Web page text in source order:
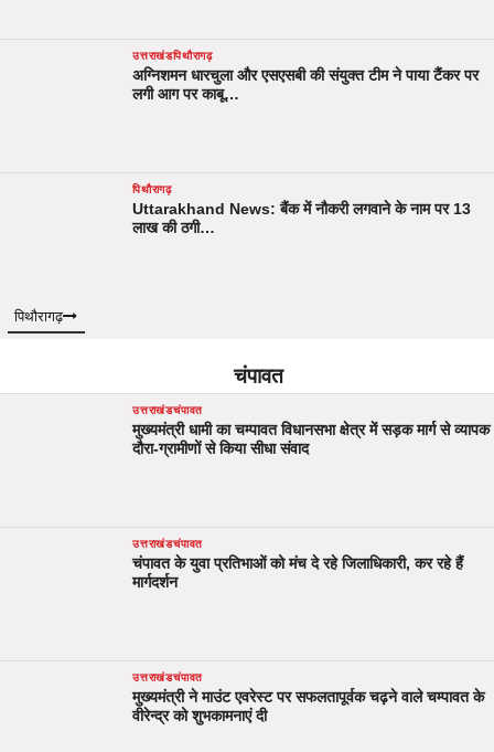
उत्तराखंडपिथौरागढ़
अग्निशमन धारचुला और एसएसबी की संयुक्त टीम ने पाया टैंकर पर
लगी आग पर काबू…
पिथौरागढ़
Uttarakhand News: बैंक में नौकरी लगवाने के नाम पर 13
लाख की ठगी…
पिथौरागढ़
चंपावत
उत्तराखंडचंपावत
मुख्यमंत्री धामी का चम्पावत विधानसभा क्षेत्र में सड़क मार्ग से व्यापक
दौरा-ग्रामीणों से किया सीधा संवाद
उत्तराखंडचंपावत
चंपावत के युवा प्रतिभाओं को मंच दे रहे जिलाधिकारी, कर रहे हैं
मार्गदर्शन
उत्तराखंडचंपावत
मुख्यमंत्री ने माउंट एवरेस्ट पर सफलतापूर्वक चढ़ने वाले चम्पावत के
वीरेन्द्र को शुभकामनाएं दी